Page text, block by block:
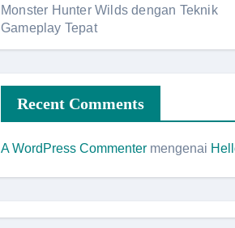
Monster Hunter Wilds dengan Teknik
Gameplay Tepat
Recent Comments
A WordPress Commenter mengenai